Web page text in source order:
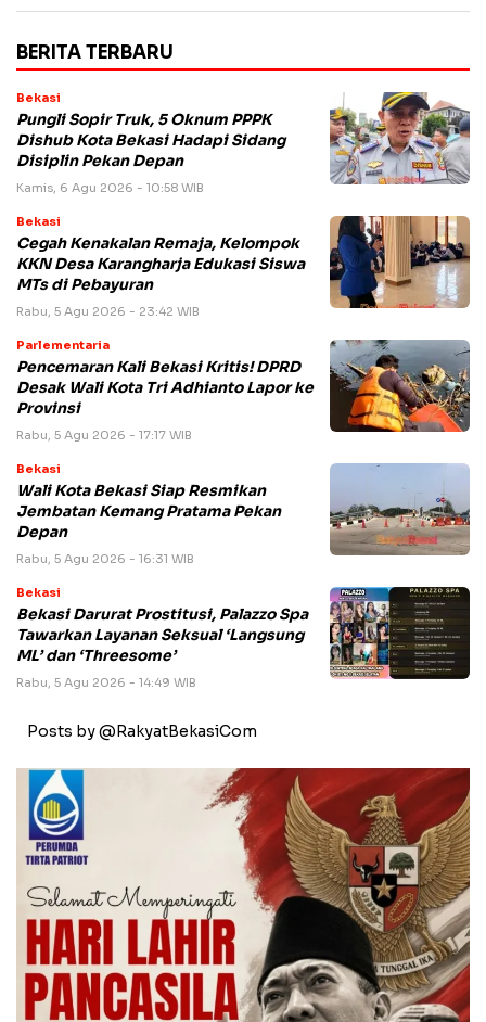
BERITA TERBARU
Bekasi
Pungli Sopir Truk, 5 Oknum PPPK
Dishub Kota Bekasi Hadapi Sidang
Disiplin Pekan Depan
Kamis, 6 Agu 2026 - 10:58 WIB
Bekasi
Cegah Kenakalan Remaja, Kelompok
KKN Desa Karangharja Edukasi Siswa
MTs di Pebayuran
Rabu, 5 Agu 2026 - 23:42 WIB
Parlementaria
Pencemaran Kali Bekasi Kritis! DPRD
Desak Wali Kota Tri Adhianto Lapor ke
Provinsi
Rabu, 5 Agu 2026 - 17:17 WIB
Bekasi
Wali Kota Bekasi Siap Resmikan
Jembatan Kemang Pratama Pekan
Depan
Rabu, 5 Agu 2026 - 16:31 WIB
Bekasi
Bekasi Darurat Prostitusi, Palazzo Spa
Tawarkan Layanan Seksual ‘Langsung
ML’ dan ‘Threesome’
Rabu, 5 Agu 2026 - 14:49 WIB
Posts by @RakyatBekasiCom